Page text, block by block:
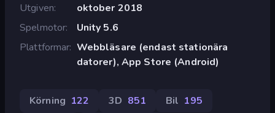
Utgiven
oktober 2018
Spelmotor
Unity 5.6
Plattformar Webbläsare (endast stationära
datorer), App Store (Android)
Körning 122 3D 851 Bil 195